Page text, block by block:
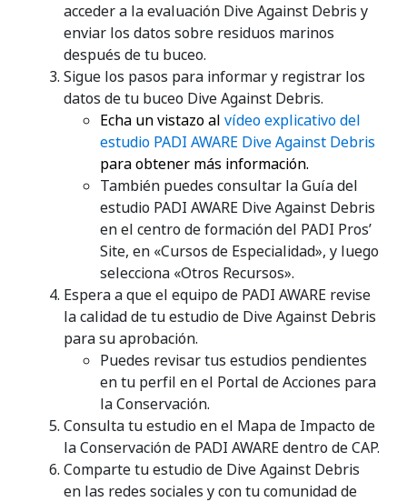
acceder a la evaluación Dive Against Debris y
enviar los datos sobre residuos marinos
después de tu buceo.
Sigue los pasos para informar y registrar los
datos de tu buceo Dive Against Debris.
Echa un vistazo al vídeo explicativo del
estudio PADI AWARE Dive Against Debris
para obtener más información.
También puedes consultar la Guía del
estudio PADI AWARE Dive Against Debris
en el centro de formación del PADI Pros’
Site, en «Cursos de Especialidad», y luego
selecciona «Otros Recursos».
Espera a que el equipo de PADI AWARE revise
la calidad de tu estudio de Dive Against Debris
para su aprobación.
Puedes revisar tus estudios pendientes
en tu perfil en el Portal de Acciones para
la Conservación.
Consulta tu estudio en el Mapa de Impacto de
la Conservación de PADI AWARE dentro de CAP.
Comparte tu estudio de Dive Against Debris
en las redes sociales y con tu comunidad de